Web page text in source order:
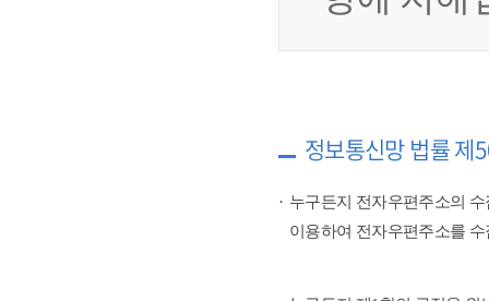
정보통신망 법률 제
누구든지 전자우편주소의
이용하여 전자우편주소를